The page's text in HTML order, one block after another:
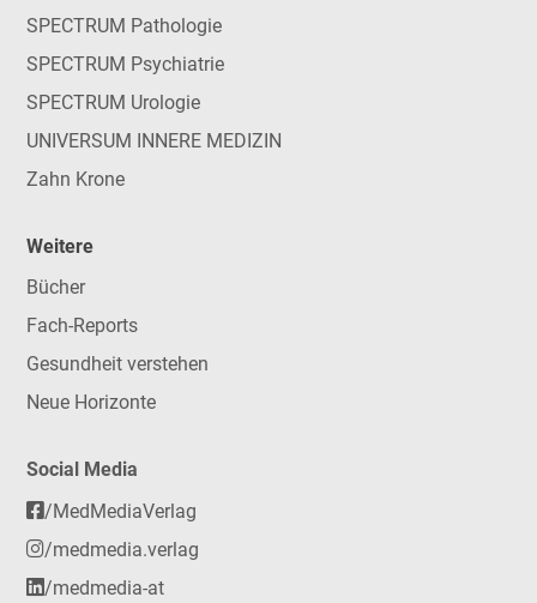
SPECTRUM Pathologie
SPECTRUM Psychiatrie
SPECTRUM Urologie
UNIVERSUM INNERE MEDIZIN
Zahn Krone
Weitere
Bücher
Fach-Reports
Gesundheit verstehen
Neue Horizonte
Social Media
/MedMediaVerlag
/medmedia.verlag
/medmedia-at